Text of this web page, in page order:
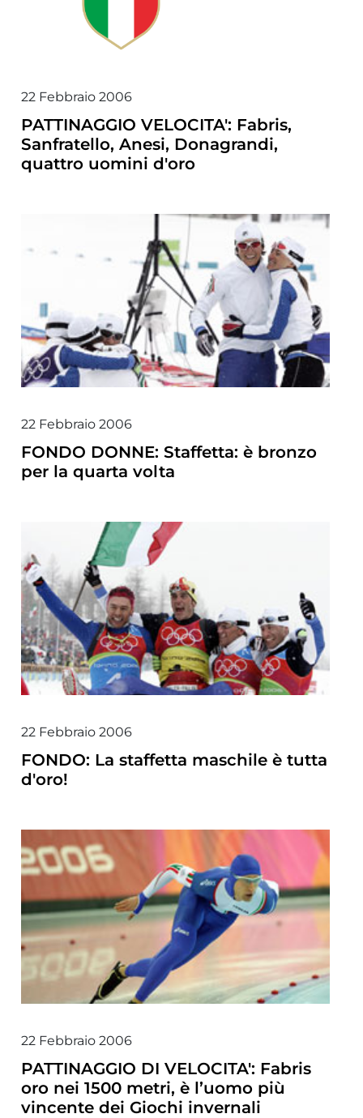
22 Febbraio 2006
PATTINAGGIO VELOCITA': Fabris,
Sanfratello, Anesi, Donagrandi,
quattro uomini d'oro
22 Febbraio 2006
FONDO DONNE: Staffetta: è bronzo
per la quarta volta
22 Febbraio 2006
FONDO: La staffetta maschile è tutta
d'oro!
22 Febbraio 2006
PATTINAGGIO DI VELOCITA': Fabris
oro nei 1500 metri, è l’uomo più
vincente dei Giochi invernali